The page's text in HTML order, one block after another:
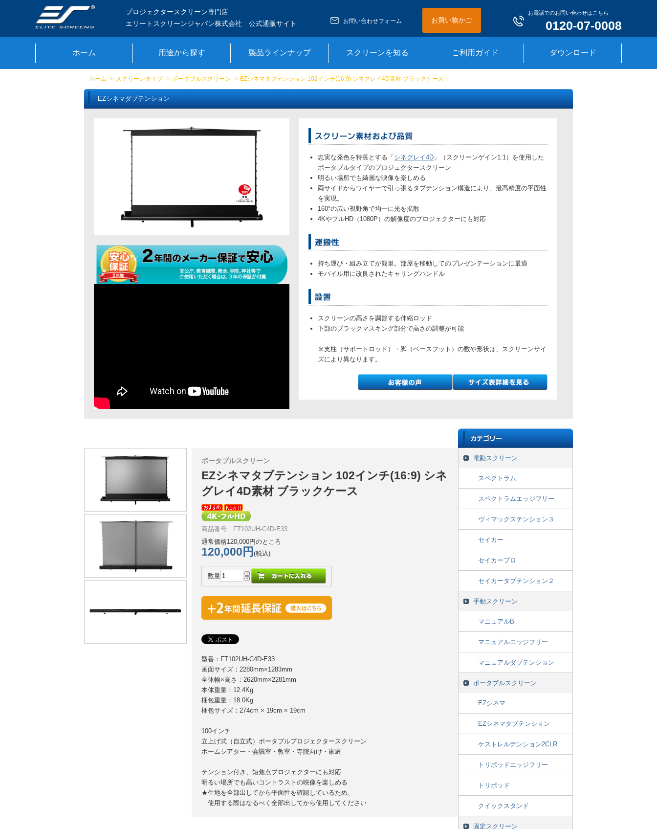
プロジェクタースクリーン専門店
エリートスクリーンジャパン株式会社 公式通販サイト
お問い合わせフォーム お買い物かご
お電話でのお問い合わせはこちら
0120-07-0008
ホーム 用途から探す 製品ラインナップ スクリーンを知る ご利用ガイド ダウンロード
ホーム > スクリーンタイプ > ポータブルスクリーン > EZシネマタブテンション 102インチ(16:9) シネグレイ4D素材 ブラックケース
EZシネマダブテンション
忠実な発色を特長とする「 シネグレイ4D 」（スクリーンゲイン1.1）を使用した
ポータブルタイプのプロジェクタースクリーン
明るい場所でも綺麗な映像を楽しめる
両サイドからワイヤーで引っ張るタブテンション構造により、最高精度の平面性
を実現。
160°の広い視野角で均一に光を拡散
4KやフルHD（1080P）の解像度のプロジェクターにも対応
持ち運び・組み立てが簡単。部屋を移動してのプレゼンテーションに最適
モバイル用に改良されたキャリングハンドル
スクリーンの高さを調節する伸縮ロッド
下部のブラックマスキング部分で高さの調整が可能
※支柱（サポートロッド）・脚（ベースフット）の数や形状は、スクリーンサイ
ズにより異なります。
ポータブルスクリーン
EZシネマタブテンション 102インチ(16:9) シネ
グレイ4D素材 ブラックケース
商品番号 FT102UH-C4D-E33
通常価格120,000円のところ
120,000円 (税込)
数量
型番：FT102UH-C4D-E33
画面サイズ：2280mm×1283mm
全体幅×高さ：2620mm×2281mm
本体重量：12.4Kg
梱包重量：18.0Kg
梱包サイズ：274cm × 19cm × 19cm
100インチ
立上げ式（自立式）ポータブルプロジェクタースクリーン
ホームシアター・会議室・教室・寺院向け・家庭
テンション付き、短焦点プロジェクターにも対応
明るい場所でも高いコントラストの映像を楽しめる
★生地を全部出してから平面性を確認しているため、
使用する際はなるべく全部出してから使用してください
電動スクリーン
スペクトラム
スペクトラムエッジフリー
ヴィマックステンション３
セイカー
セイカープロ
セイカータブテンション２
手動スクリーン
マニュアルB
マニュアルエッジフリー
マニュアルダブテンション
ポータブルスクリーン
EZシネマ
EZシネマタブテンション
ケストレルテンション2CLR
トリポッドエッジフリー
トリポッド
クイックスタンド
固定スクリーン